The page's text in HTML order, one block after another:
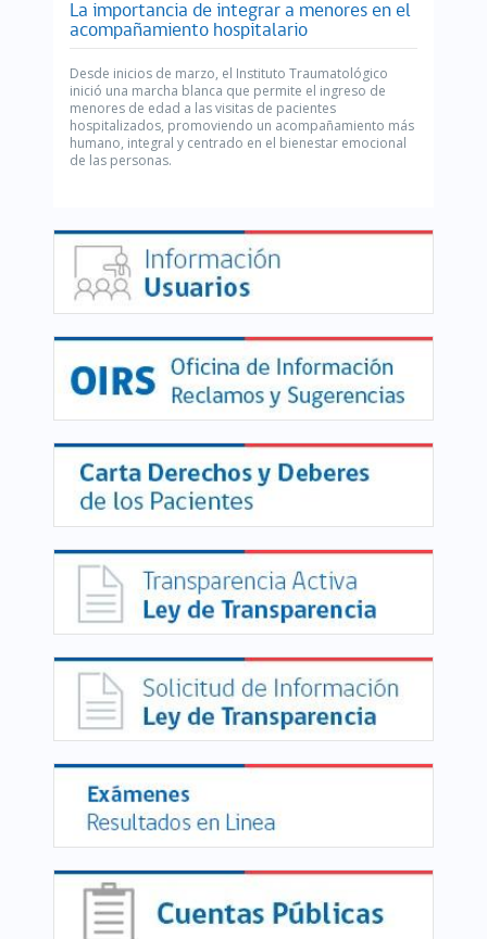
La importancia de integrar a menores en el
acompañamiento hospitalario
Desde inicios de marzo, el Instituto Traumatológico
inició una marcha blanca que permite el ingreso de
menores de edad a las visitas de pacientes
hospitalizados, promoviendo un acompañamiento más
humano, integral y centrado en el bienestar emocional
de las personas.